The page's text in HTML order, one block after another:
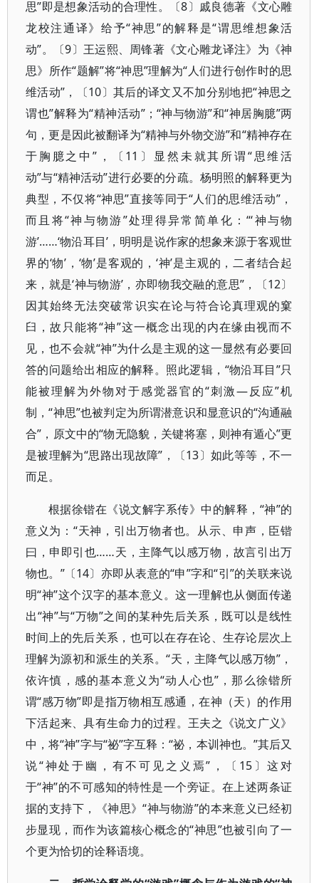
思”即是想象活动的合理性。〔8〕戚良德著《文心雕
龙校注通译》给予“神思”的解释是“谓思维想象活
动”。〔9〕王运熙、周锋著《文心雕龙译注》为《神
思》所作“题解”将“神思”理解为“人们进行创作时的思
维活动”，〔10〕其后的译文又不加分别地把“神思之
谓也”解释为“精神活动”；“神与物游”和“神居胸臆”两
句，更是因此被翻译为“精神与外物交游”和“精神存在
于胸臆之中”，〔11〕显然未就其所谓“思维活
动”与“精神活动”进行必要的分疏。杨明照的解释更为
典型，不仅将“神思”直接等同于“人们的思维活动”，
而且将“神与物游”处理得异常简单化：“‘神与物
游’……‘物沿耳目’，明明是说作家的想象来源于客观世
界的‘物’，‘物’是客观的，‘神’是主观的，二者结合起
来，就是‘神与物游’，亦即物我交融的意思”，〔12〕
因其始终无法突破常识实在论与符合论真理观的窠
臼，故只能将“神”这一概念出现的内在缘由视而不
见，也不会就“神”为什么是主观的这一显然有必要回
答的问题给出相应的解释。照此逻辑，“物沿耳目”只
能被理解为外物对于感觉器官的“刺激—反应”机
制，“神思”也被判定为所谓潜意识和显意识的“沟通融
合”，原文中的“物无隐貌，关键将塞，则神有遁心”更
是被理解为“思路出现故障”，〔13〕如此等等，不一
而足。
根据徐锴在《说文解字系传》中的解释，“神”的
意义为：“天神，引出万物者也。从示、申声，臣锴
曰，申即引也……天，主降气以感万物，故言引出万
物也。”〔14〕亦即从表意的“申”字和“引”的关联来说
明“神”这个汉字的基本意义。这一理解也从侧面传递
出“神”与“万物”之间的某种先后关系，既可以是线性
时间上的先后关系，也可以在存在论、生存论层次上
理解为源初和派生的关系。“天，主降气以感万物”，
依许慎，感的基本意义为“动人心也”，那么徐锴所
谓“感万物”即是指万物相互感通，在神（天）的作用
下活起来、具有生命力的过程。王夫之《说文广义》
中，将“神”字与“祕”字互释：“祕，本训神也。”其后又
说“神处于幽，有不可见之义焉”，〔15〕这对
于“神”的不可感知的特性是一个旁证。在上述两条证
据的支持下，《神思》“神与物游”的本来意义已经初
步显现，而作为该篇核心概念的“神思”也被引向了一
个更为恰切的诠释语境。